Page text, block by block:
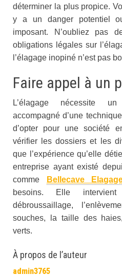
déterminer la plus propice.
y a un danger potentiel
imposant. N’oubliez pas
obligations légales sur
l’élagage inopiné n’est pas
Faire appel à un
L’élagage nécessite
accompagné d’une
d’opter pour une société
vérifier les dossiers et les
que l’expérience qu’elle
entreprise ayant existé
comme
Bellecave
besoins. Elle
débroussaillage,
souches, la taille des
verts.
À propos de l’auteur
admin3765